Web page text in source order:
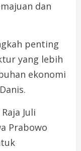
dan
penting
yang lebih
ekonomi
Juli
Prabowo